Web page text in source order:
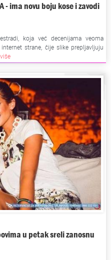
- ima novu boju kose i zavodi
koja već decenijama veoma
strane, čije slike prepljavljuju
u petak sreli zanosnu